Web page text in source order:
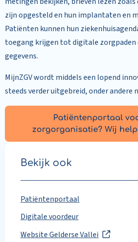
zijn opgesteld en hun implantaten en
Patiënten kunnen hun
toegang krijgen tot digitale zorgpaden
gegevens.
MijnZGV wordt middels een lopend
steeds verder uitgebreid, onder andere
Patiëntenportaal
zorgorganisatie? Wij
Bekijk ook
Patiëntenportaal
Digitale voordeur
Website Gelderse Vallei